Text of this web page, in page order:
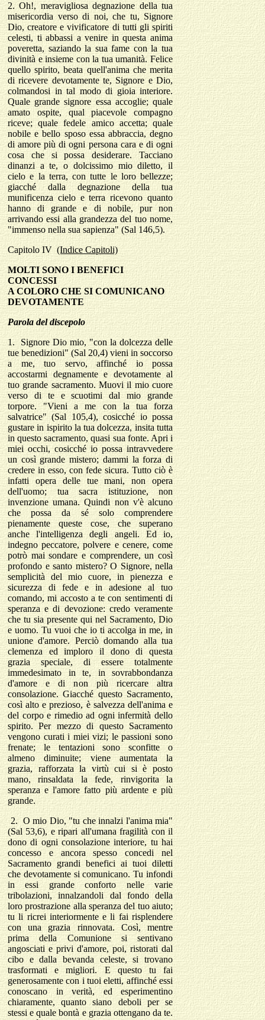
2. Oh!, meravigliosa degnazione della tua
misericordia verso di noi, che tu, Signore
Dio, creatore e vivificatore di tutti gli spiriti
celesti, ti abbassi a venire in questa anima
poveretta, saziando la sua fame con la tua
divinità e insieme con la tua umanità. Felice
quello spirito, beata quell'anima che merita
di ricevere devotamente te, Signore e Dio,
colmandosi in tal modo di gioia interiore.
Quale grande signore essa accoglie; quale
amato ospite, qual piacevole compagno
riceve; quale fedele amico accetta; quale
nobile e bello sposo essa abbraccia, degno
di amore più di ogni persona cara e di ogni
cosa che si possa desiderare. Tacciano
dinanzi a te, o dolcissimo mio diletto, il
cielo e la terra, con tutte le loro bellezze;
giacché dalla degnazione della tua
munificenza cielo e terra ricevono quanto
hanno di grande e di nobile, pur non
arrivando essi alla grandezza del tuo nome,
"immenso nella sua sapienza" (Sal 146,5).
CapitoloIV (Indice Capitoli)
MOLTI SONO I BENEFICI
CONCESSI
A COLORO CHE SI COMUNICANO
DEVOTAMENTE
Parola del discepolo
1.
Signore Dio mio, "con la dolcezza delle
tue benedizioni" (Sal 20,4) vieni in soccorso
a me, tuo servo, affinché io possa
accostarmi degnamente e devotamente al
tuo grande sacramento. Muovi il mio cuore
verso di te e scuotimi dal mio grande
torpore. "Vieni a me con la tua forza
salvatrice" (Sal 105,4), cosicché io possa
gustare in ispirito la tua dolcezza, insita tutta
in questo sacramento, quasi sua fonte. Apri i
miei occhi, cosicché io possa intravvedere
un così grande mistero; dammi la forza di
credere in esso, con fede sicura. Tutto ciò è
infatti opera delle tue mani, non opera
dell'uomo; tua sacra istituzione, non
invenzione umana. Quindi non v'è alcuno
che possa da sé solo comprendere
pienamente queste cose, che superano
anche l'intelligenza degli angeli. Ed io,
indegno peccatore, polvere e cenere, come
potrò mai sondare e comprendere, un così
profondo e santo mistero? O Signore, nella
semplicità del mio cuore, in pienezza e
sicurezza di fede e in adesione al tuo
comando, mi accosto a te con sentimenti di
speranza e di devozione: credo veramente
che tu sia presente qui nel Sacramento, Dio
e uomo. Tu vuoi che io ti accolga in me, in
unione d'amore. Perciò domando alla tua
clemenza ed imploro il dono di questa
grazia speciale, di essere totalmente
immedesimato in te, in sovrabbondanza
d'amore e di non più ricercare altra
consolazione. Giacché questo Sacramento,
così alto e prezioso, è salvezza dell'anima e
del corpo e rimedio ad ogni infermità dello
spirito. Per mezzo di questo Sacramento
vengono curati i miei vizi; le passioni sono
frenate; le tentazioni sono sconfitte o
almeno diminuite; viene aumentata la
grazia, rafforzata la virtù cui si è posto
mano, rinsaldata la fede, rinvigorita la
speranza e l'amore fatto più ardente e più
grande.
2. O mio Dio, "tu che innalzi l'anima mia"
(Sal 53,6), e ripari all'umana fragilità con il
dono di ogni consolazione interiore, tu hai
concesso e ancora spesso concedi nel
Sacramento grandi benefici ai tuoi diletti
che devotamente si comunicano. Tu infondi
in essi grande conforto nelle varie
tribolazioni, innalzandoli dal fondo della
loro prostrazione alla speranza del tuo aiuto;
tu li ricrei interiormente e li fai risplendere
con una grazia rinnovata. Così, mentre
prima della Comunione si sentivano
angosciati e privi d'amore, poi, ristorati dal
cibo e dalla bevanda celeste, si trovano
trasformati e migliori. E questo tu fai
generosamente con i tuoi eletti, affinché essi
conoscano in verità, ed esperimentino
chiaramente, quanto siano deboli per se
stessi e quale bontà e grazia ottengano da te.